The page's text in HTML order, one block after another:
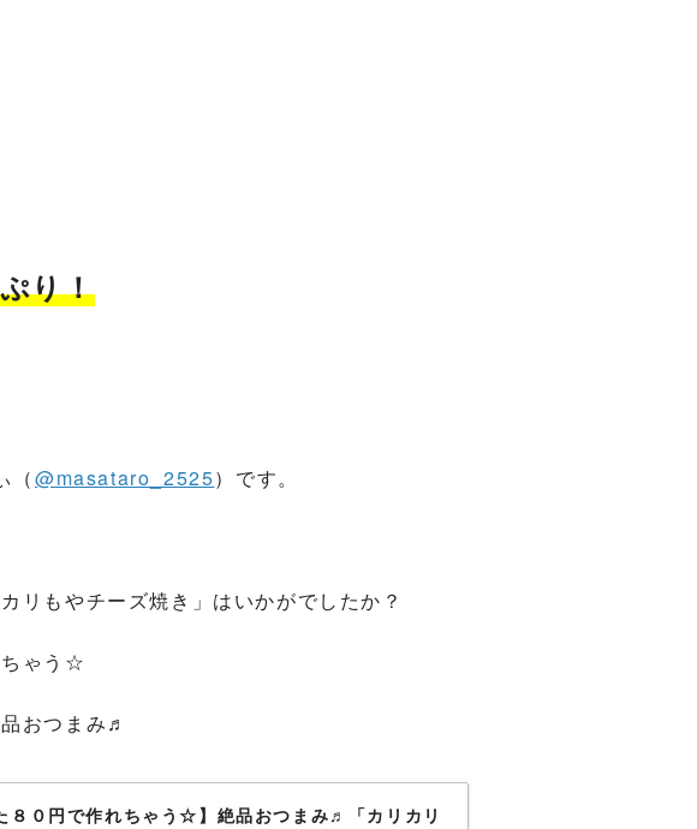
り！
（@masataro_2525）です。
リもやチーズ焼き」はいかがでしたか？
ちゃう☆
おつまみ♬
８０円で作れちゃう☆】絶品おつまみ♬「カリカリ